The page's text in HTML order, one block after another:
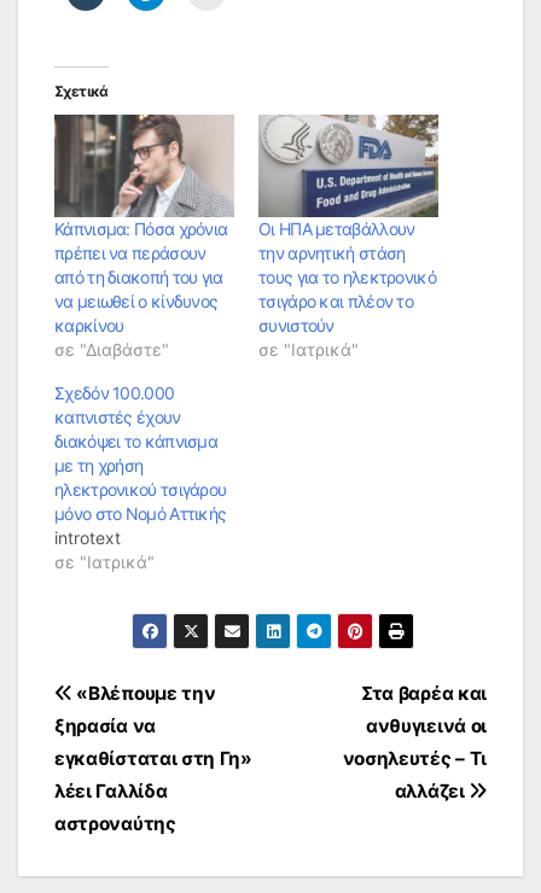
Σχετικά
Κάπνισμα: Πόσα χρόνια
πρέπει να περάσουν
από τη διακοπή του για
να μειωθεί ο κίνδυνος
καρκίνου
σε "Διαβάστε"
Οι ΗΠΑ μεταβάλλουν
την αρνητική στάση
τους για το ηλεκτρονικό
τσιγάρο και πλέον το
συνιστούν
σε "Ιατρικά"
Σχεδόν 100.000
καπνιστές έχουν
διακόψει το κάπνισμα
με τη χρήση
ηλεκτρονικού τσιγάρου
μόνο στο Νομό Αττικής
introtext
σε "Ιατρικά"
Πλοήγηση
άρθρων
Στα βαρέα και
ανθυγιεινά οι
νοσηλευτές – Τι
αλλάζει
«Βλέπουμε την
ξηρασία να
εγκαθίσταται στη Γη»
λέει Γαλλίδα
αστροναύτης